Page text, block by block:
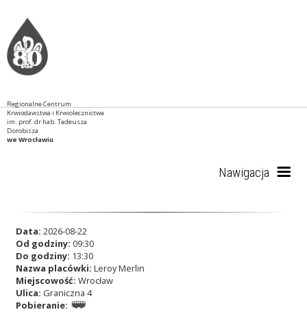
Regionalne Centrum
Krwiodawstwa i Krwiolecznictwa
im. prof. dr hab. Tadeusza
Dorobisza
we Wrocławiu
Nawigacja
RCKiK
Data: 2026-08-22
Od godziny: 09:30
Do godziny: 13:30
Nazwa placówki: Leroy Merlin
Miejscowość: Wrocław
Ulica: Graniczna 4
Pobieranie: